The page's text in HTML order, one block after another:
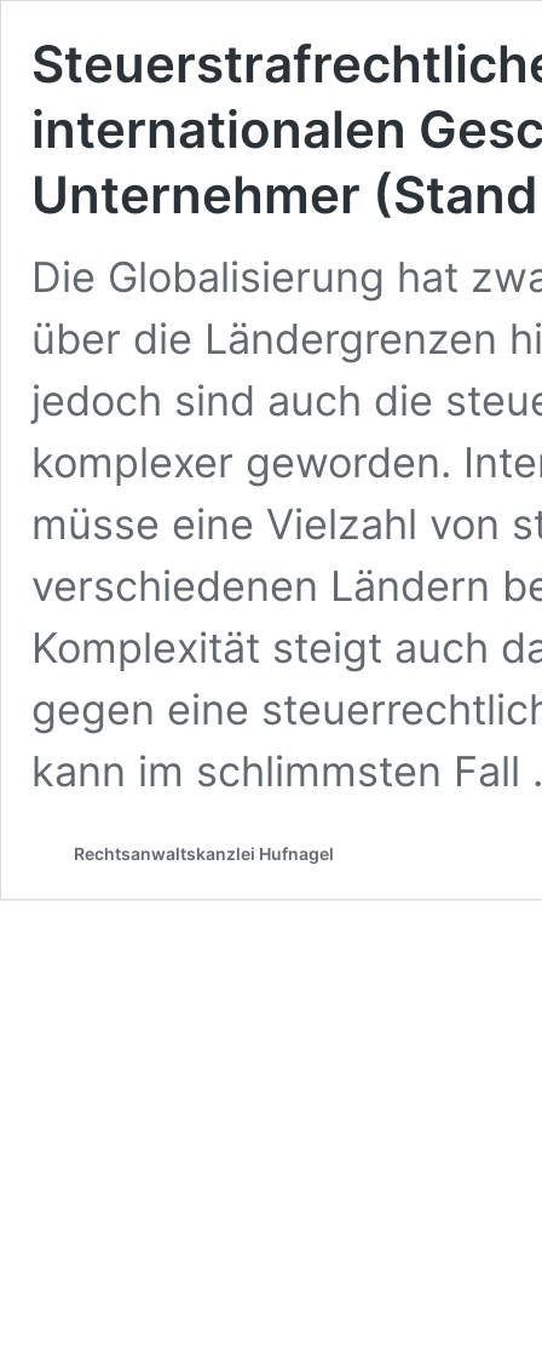
internationalen
Unternehmer
Die Globalisierung hat
über die Ländergrenzen
jedoch sind auch die
komplexer geworden.
müsse eine Vielzahl von
verschiedenen Ländern
Komplexität steigt auch
gegen eine
kann im schlimmsten
Rechtsanwaltskanzlei Hufnagel